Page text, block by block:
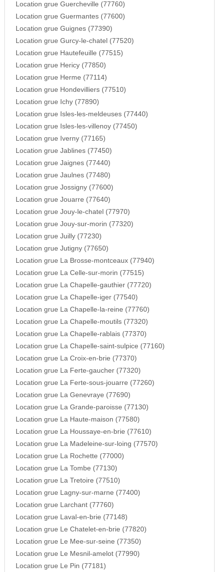
Location grue Guercheville (77760)
Location grue Guermantes (77600)
Location grue Guignes (77390)
Location grue Gurcy-le-chatel (77520)
Location grue Hautefeuille (77515)
Location grue Hericy (77850)
Location grue Herme (77114)
Location grue Hondevilliers (77510)
Location grue Ichy (77890)
Location grue Isles-les-meldeuses (77440)
Location grue Isles-les-villenoy (77450)
Location grue Iverny (77165)
Location grue Jablines (77450)
Location grue Jaignes (77440)
Location grue Jaulnes (77480)
Location grue Jossigny (77600)
Location grue Jouarre (77640)
Location grue Jouy-le-chatel (77970)
Location grue Jouy-sur-morin (77320)
Location grue Juilly (77230)
Location grue Jutigny (77650)
Location grue La Brosse-montceaux (77940)
Location grue La Celle-sur-morin (77515)
Location grue La Chapelle-gauthier (77720)
Location grue La Chapelle-iger (77540)
Location grue La Chapelle-la-reine (77760)
Location grue La Chapelle-moutils (77320)
Location grue La Chapelle-rablais (77370)
Location grue La Chapelle-saint-sulpice (77160)
Location grue La Croix-en-brie (77370)
Location grue La Ferte-gaucher (77320)
Location grue La Ferte-sous-jouarre (77260)
Location grue La Genevraye (77690)
Location grue La Grande-paroisse (77130)
Location grue La Haute-maison (77580)
Location grue La Houssaye-en-brie (77610)
Location grue La Madeleine-sur-loing (77570)
Location grue La Rochette (77000)
Location grue La Tombe (77130)
Location grue La Tretoire (77510)
Location grue Lagny-sur-marne (77400)
Location grue Larchant (77760)
Location grue Laval-en-brie (77148)
Location grue Le Chatelet-en-brie (77820)
Location grue Le Mee-sur-seine (77350)
Location grue Le Mesnil-amelot (77990)
Location grue Le Pin (77181)